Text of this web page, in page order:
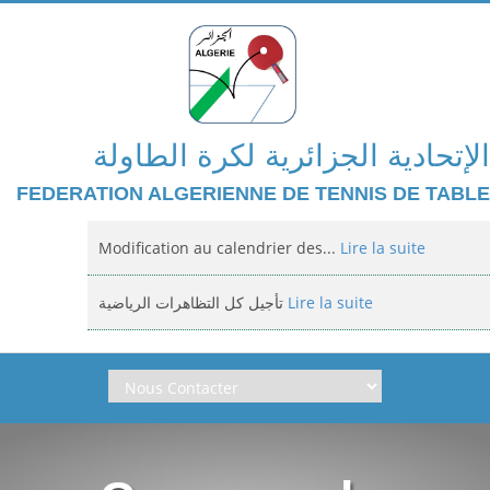
الإتحادية الجزائرية لكرة الطاولة
FEDERATION ALGERIENNE DE TENNIS DE TABLE
Modification au calendrier des... Lire la suite
تأجيل كل التظاهرات الرياضية Lire la suite
Domiciliation des compétitions...Lire la suite